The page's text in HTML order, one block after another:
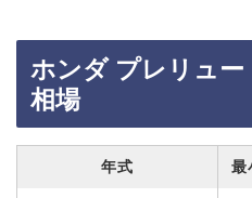
ホンダ プレリュー
相場
年式 最